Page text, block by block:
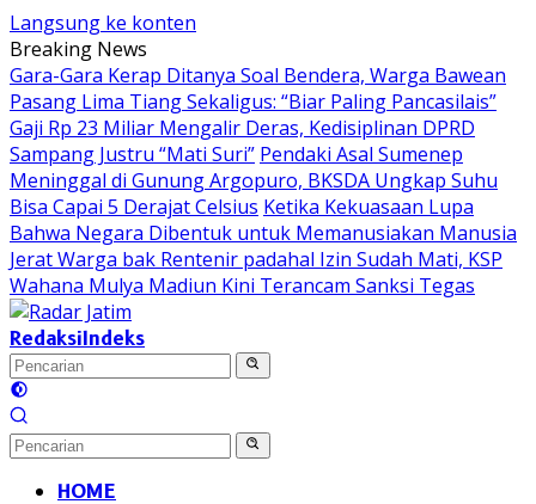
Langsung ke konten
Breaking News
Gara-Gara Kerap Ditanya Soal Bendera, Warga Bawean
Pasang Lima Tiang Sekaligus: “Biar Paling Pancasilais”
Gaji Rp 23 Miliar Mengalir Deras, Kedisiplinan DPRD
Sampang Justru “Mati Suri” Pendaki Asal Sumenep
Meninggal di Gunung Argopuro, BKSDA Ungkap Suhu
Bisa Capai 5 Derajat Celsius Ketika Kekuasaan Lupa
Bahwa Negara Dibentuk untuk Memanusiakan Manusia
Jerat Warga bak Rentenir padahal Izin Sudah Mati, KSP
Wahana Mulya Madiun Kini Terancam Sanksi Tegas
RedaksiIndeks
HOME